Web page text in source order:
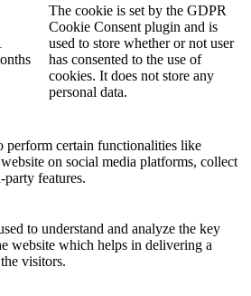
The cookie is set by the GDPR
Cookie Consent plugin and is
used to store whether or not user
has consented to the use of
cookies. It does not store any
personal data.
perform certain functionalities like
on social media platforms, collect
features.
to understand and analyze the key
website which helps in delivering a
visitors.